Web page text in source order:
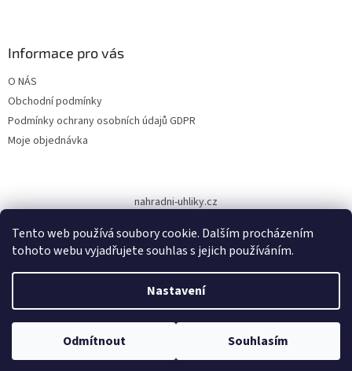
Tento web používá soubory cookie. Dalším procházením
tohoto webu vyjadřujete souhlas s jejich používáním.
Nastavení
Odmítnout Souhlasím
Informace pro vás
O NÁS
Obchodní podmínky
Podmínky ochrany osobních údajů GDPR
Moje objednávka
nahradni-uhliky.cz
Copyright 2026www.dodilny.cz. Všechna práva vyhrazena.Upravit